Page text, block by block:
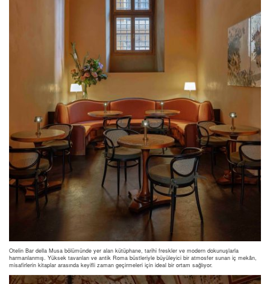
Otelin Bar della Musa bölümünde yer alan kütüphane, tarihi freskler ve modern dokunuşlarla
harmanlanmış. Yüksek tavanları ve antik Roma büstleriyle büyüleyici bir atmosfer sunan iç mekân,
misafirlerin kitaplar arasında keyifli zaman geçirmeleri için ideal bir ortam sağlıyor.